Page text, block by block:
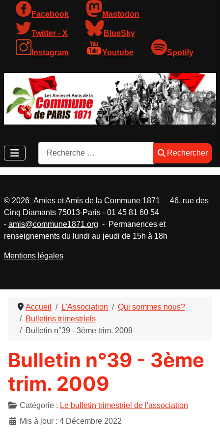
Facebook Mastodon
Twitter - X BlueSky
Instagram Youtube Spotify
Rechercher
Rechercher
Accueil L'Association
Qui sommes nous?
Bulletins trimestriels
Bulletin n°39 - 3ème trim. 2009
Bulletin n°39 - 3ème
trim. 2009
DétailsCatégorie : Le bulletin trimestriel de l'association
Mis à jour : 4 Décembre 2022
© 2026 Amies et Amis de la Commune 1871 46, rue des
Cinq Diamants 75013-Paris - 01 45 81 60 54
- amis@commune1871.org - Permanences et
renseignements du lundi au jeudi de 15h à 18h
Mentions légales